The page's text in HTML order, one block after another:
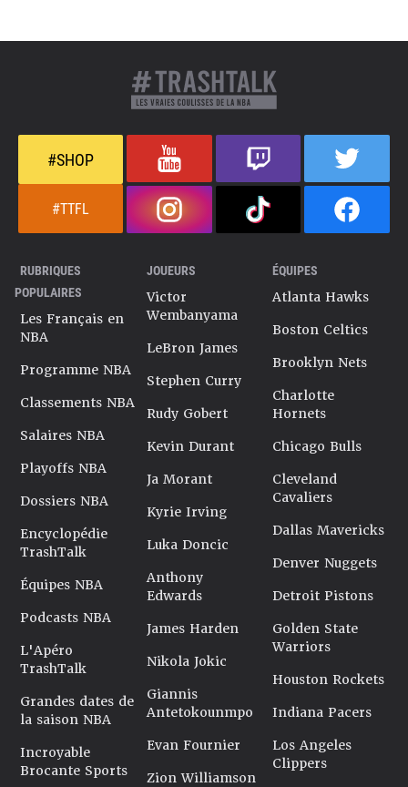
#SHOP
#TTFL
RUBRIQUES
POPULAIRES
Les Français en
NBA
Programme NBA
Classements NBA
Salaires NBA
Playoffs NBA
Dossiers NBA
Encyclopédie
TrashTalk
Équipes NBA
Podcasts NBA
L'Apéro
TrashTalk
Grandes dates de
la saison NBA
Incroyable
Brocante Sports
JOUEURS
Victor
Wembanyama
LeBron James
Stephen Curry
Rudy Gobert
Kevin Durant
Ja Morant
Kyrie Irving
Luka Doncic
Anthony
Edwards
James Harden
Nikola Jokic
Giannis
Antetokounmpo
Evan Fournier
Zion Williamson
ÉQUIPES
Atlanta Hawks
Boston Celtics
Brooklyn Nets
Charlotte
Hornets
Chicago Bulls
Cleveland
Cavaliers
Dallas Mavericks
Denver Nuggets
Detroit Pistons
Golden State
Warriors
Houston Rockets
Indiana Pacers
Los Angeles
Clippers